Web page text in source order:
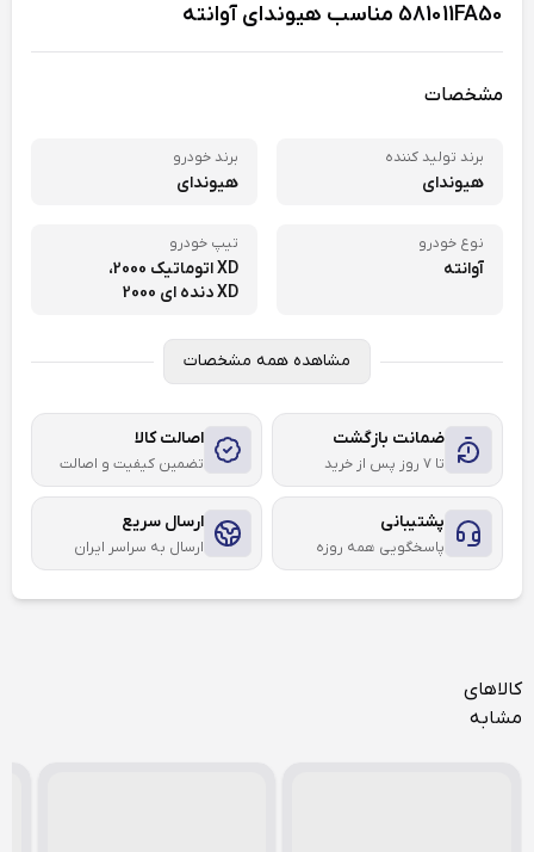
581011FA50 مناسب هیوندای آوانته
مشخصات
برند تولید کننده
هیوندای
برند خودرو
هیوندای
نوع خودرو
آوانته
تیپ خودرو
XD اتوماتیک 2000،
XD دنده ای 2000
مشاهده همه مشخصات
ضمانت بازگشت
تا ۷ روز پس از خرید
اصالت کالا
تضمین کیفیت و اصالت
پشتیبانی
پاسخگویی همه روزه
ارسال سریع
ارسال به سراسر ایران
کالاهای
مشابه